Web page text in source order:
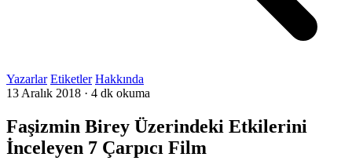
Yazarlar Etiketler Hakkında
13 Aralık 2018 · 4 dk okuma
Faşizmin Birey Üzerindeki Etkilerini
İnceleyen 7 Çarpıcı Film